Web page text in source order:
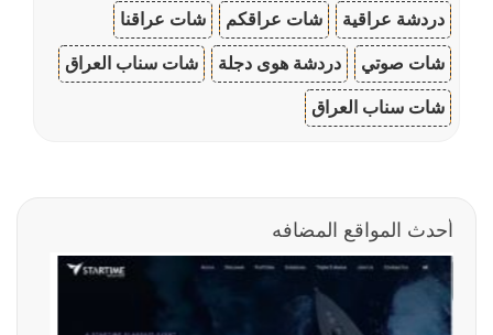
دردشة عراقية شات عراقكم شات عراقنا
شات صوتي دردشة هوى دجلة شات سناب العراق
شات سناب العراق
أحدث المواقع المضافه